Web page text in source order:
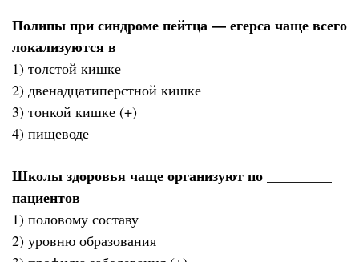
Полипы при синдроме пейтца — егерса чаще всего
локализуются в
1) толстой кишке
2) двенадцатиперстной кишке
3) тонкой кишке (+)
4) пищеводе
Школы здоровья чаще организуют по _________
пациентов
1) половому составу
2) уровню образования